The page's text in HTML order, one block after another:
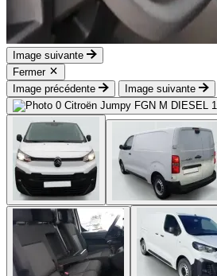
Image suivante
Fermer
Image précédente
Image suivante